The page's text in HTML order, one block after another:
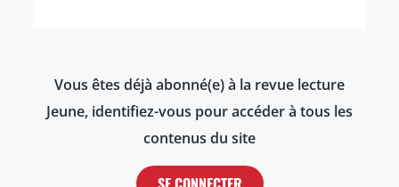
Vous êtes déjà abonné(e) à la revue lecture
Jeune, identifiez-vous pour accéder à tous les
contenus du site